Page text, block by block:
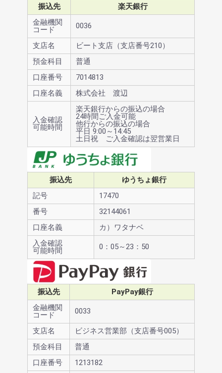
振込先
楽天銀行
金融機関
コード
0036
支店名
ビート支店（支店番号210）
預金科目
普通
口座番号
7014813
口座名義
株式会社 渡辺
入金確認
可能時間
楽天銀行からの振込の場合
24時間ご入金可能
他行からの振込の場合
平日 9:00～14:45
土日祝 ご入金確認は翌営業日
振込先
ゆうちょ銀行
記号
17470
番号
32144061
口座名義
カ）ワタナベ
入金確認
可能時間
0：05～23：50
振込先
PayPay銀行
金融機関
コード
0033
支店名
ビジネス営業部（支店番号005）
預金科目
普通
口座番号
1213182